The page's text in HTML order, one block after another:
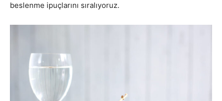
beslenme ipuçlarını sıralıyoruz.